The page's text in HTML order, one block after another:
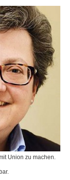
Union zu machen.